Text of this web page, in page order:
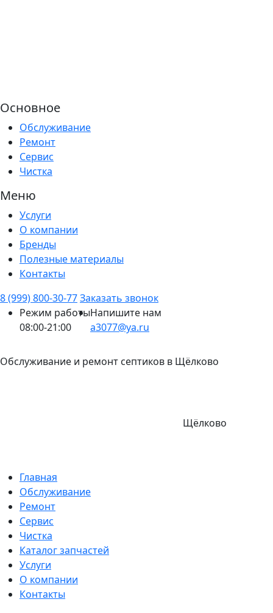
Основное
Обслуживание
Ремонт
Сервис
Чистка
Меню
Услуги
О компании
Бренды
Полезные материалы
Контакты
8 (999) 800-30-77Заказать звонок
Режим работы
08:00-21:00
Напишите нам
a3077@ya.ru
Обслуживание и ремонт септиков в Щёлково
Щёлково
Главная
Обслуживание
Ремонт
Сервис
Чистка
Каталог запчастей
Услуги
О компании
Контакты